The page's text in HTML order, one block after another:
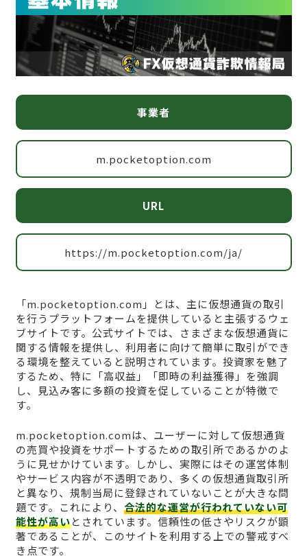
事業者
m.pocketoption.com
URL
https://m.pocketoption.com/ja/
「m.pocketoption.com」とは、主に仮想通貨の取引
を行うプラットフォームを提供していると主張するウェ
ブサイトです。公式サイトでは、さまざまな仮想通貨に
関する情報を提供し、利用者に向けて簡単に取引ができ
る環境を整えていると説明されています。投資家を魅了
するため、特に「高収益」「即時の利益獲得」を強調
し、見込み客に多額の投資を促していることが特徴で
す。
m.pocketoption.comは、ユーザーに対して仮想通貨
の売買や投資をサポートするための取引所であるかのよ
うに見せかけています。しかし、実際にはその運営体制
やサービス内容が不透明であり、多くの仮想通貨取引所
と異なり、規制当局に登録されていないことが大きな問
題です。これにより、 合法的な運営が行われていない可
能性が高いとされています。信頼性の低さやリスクが顕
著であることが、このサイトを利用する上での警戒すべ
き点です。